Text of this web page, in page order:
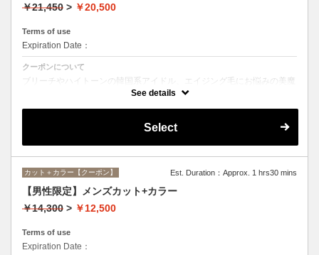
￥21,450 > ￥20,500
Terms of use
Expiration Date：
クーポンについて
ブリーチやハイトーンの韓国系アイドル、エイジング毛にお悩みの美魔
女も夢中！全ての世代、髪質、メニューに対応できる髪質改善トリート
See details
Select
カット＋カラー【クーポン】 Est. Duration：Approx. 1 hrs30 mins
【男性限定】メンズカット+カラー
￥14,300 > ￥12,500
Terms of use
Expiration Date：